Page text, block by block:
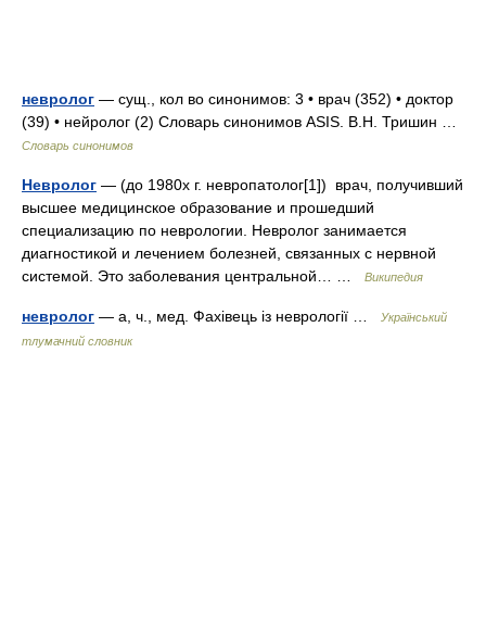
невролог — сущ., кол во синонимов: 3 • врач (352) • доктор
(39) • нейролог (2) Словарь синонимов ASIS. В.Н. Тришин …
Словарь синонимов
Невролог — (до 1980х г. невропатолог[1]) врач, получивший
высшее медицинское образование и прошедший
специализацию по неврологии. Невролог занимается
диагностикой и лечением болезней, связанных с нервной
системой. Это заболевания центральной… …
Википедия
невролог — а, ч., мед. Фахівець із неврології …
Український
тлумачний словник